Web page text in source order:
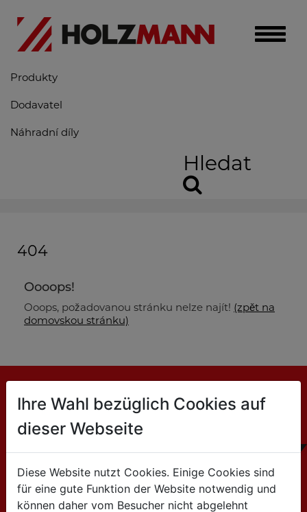
Toggle
Produkty
Dodavatel
Náhradní díly
Hledat
404
Oooops!
Ooops, požadovanou stránku nelze najít! (zpět na
domovskou stránku)
KONTAKT
Partneři HOLZMANN dodávají stroje a příslušenství
Hledat autorizovaného dodavatele zde
Ihre Wahl bezüglich Cookies auf
dieser Webseite
Diese Website nutzt Cookies. Einige Cookies sind
für eine gute Funktion der Website notwendig und
können daher vom Besucher nicht abgelehnt